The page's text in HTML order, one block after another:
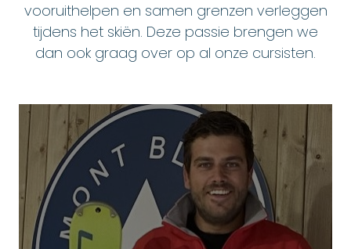
vooruithelpen en samen grenzen verleggen
tijdens het skiën. Deze passie brengen we
dan ook graag over op al onze cursisten.